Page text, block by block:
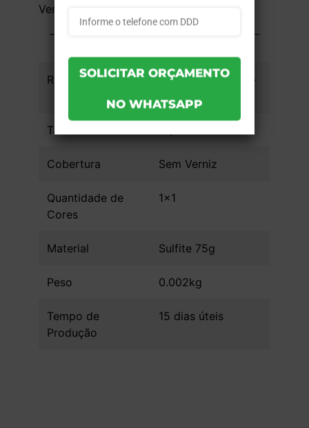
Verniz - 1 unid
Referência
ebac0b70a5e30f -
Tamanho da Arte
Cobertura Sem Verniz
Quantidade de
Cores
1x1
Material Sulfite 75g
Peso 0.002kg
Tempo de
Produção
15 dias úteis